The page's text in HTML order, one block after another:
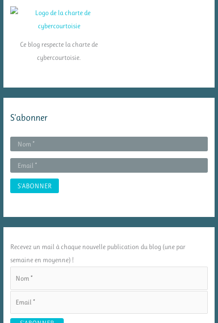
Ce blog respecte la charte de
cybercourtoisie.
S’abonner
Recevez un mail à chaque nouvelle publication du blog (une par
semaine en moyenne) !